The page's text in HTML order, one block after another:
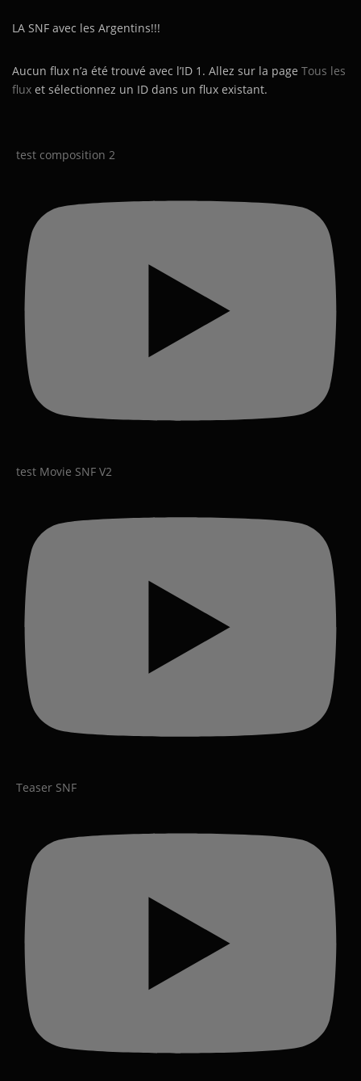
LA SNF avec les Argentins!!!
Aucun flux n’a été trouvé avec l’ID 1. Allez sur la page Tous les
flux et sélectionnez un ID dans un flux existant.
test composition 2
test Movie SNF V2
Teaser SNF